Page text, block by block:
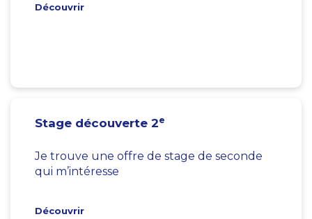
Découvrir
Stage découverte 2e
Je trouve une offre de stage de seconde
qui m’intéresse
Découvrir